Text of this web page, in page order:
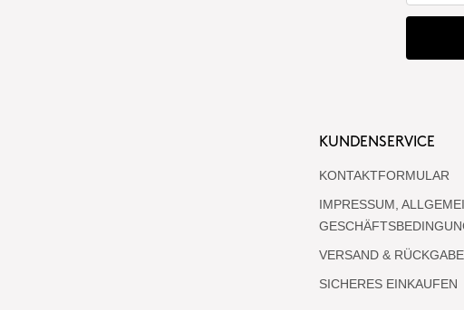
KUNDENSERVICE
KONTAKTFORMULAR
IMPRESSUM,
VERSAND & RÜCKGABE
SICHERES EINKAUFEN